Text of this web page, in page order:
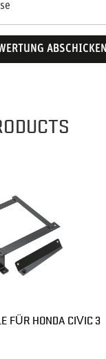
ABSCHICKEN
FÜR HONDA CIVIC 3